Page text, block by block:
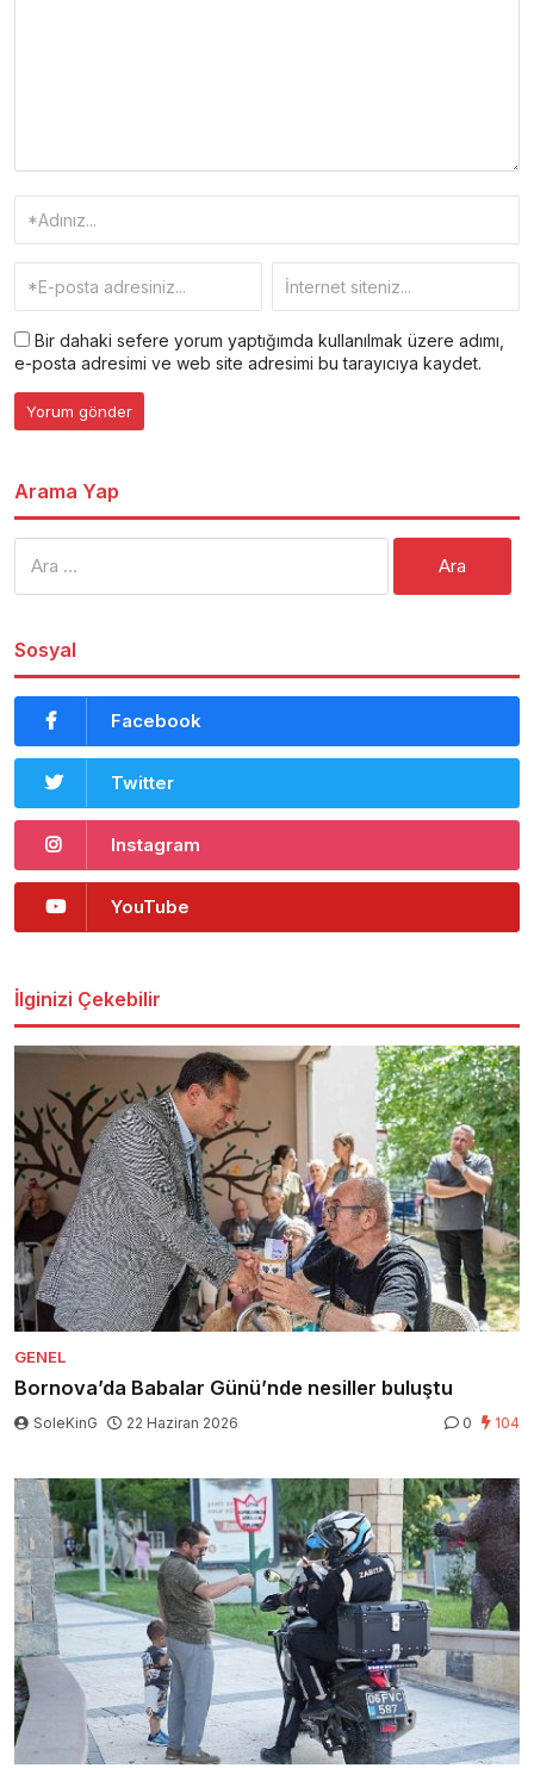
Bir dahaki sefere yorum yaptığımda kullanılmak üzere adımı,
e-posta adresimi ve web site adresimi bu tarayıcıya kaydet.
Arama Yap
Sosyal
Facebook
Twitter
Instagram
YouTube
İlginizi Çekebilir
GENEL
Bornova’da Babalar Günü’nde nesiller buluştu
SoleKinG 22 Haziran 2026 0 104